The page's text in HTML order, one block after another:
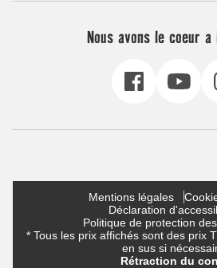
Nous avons le coeur
Mentions légales
Déclaration
Politique de protection
* Tous les prix affichés sont des prix
en sus si
Rétraction du